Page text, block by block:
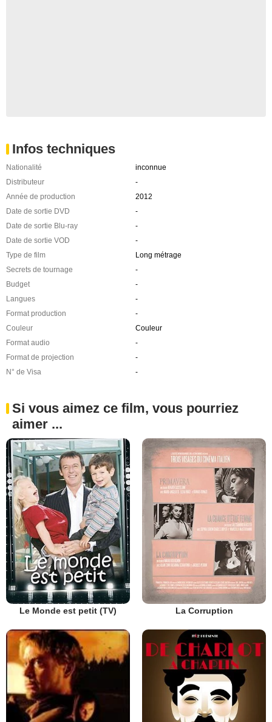
Infos techniques
Nationalité
inconnue
Distributeur
-
Année de production
2012
Date de sortie DVD
-
Date de sortie Blu-ray
-
Date de sortie VOD
-
Type de film
Long métrage
Secrets de tournage
-
Budget
-
Langues
-
Format production
-
Couleur
Couleur
Format audio
-
Format de projection
-
N° de Visa
-
Si vous aimez ce film, vous pourriez
aimer ...
Le Monde est petit (TV) La Corruption